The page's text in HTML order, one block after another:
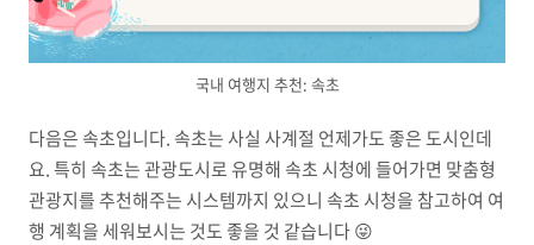
국내 여행지 추천: 속초
다음은 속초입니다. 속초는 사실 사계절 언제가도 좋은 도시인데
요. 특히 속초는 관광도시로 유명해 속초 시청에 들어가면 맞춤형
관광지를 추천해주는 시스템까지 있으니 속초 시청을 참고하여 여
행 계획을 세워보시는 것도 좋을 것 같습니다 😜